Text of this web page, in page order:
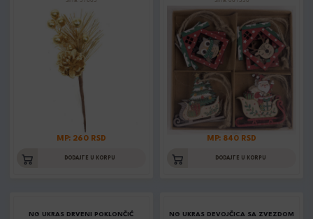
MP: 260 RSD
DODAJTE U KORPU
MP: 840 RSD
DODAJTE U KORPU
NG UKRAS DRVENI POKLONČIĆ
NG UKRAS DEVOJČICA SA ZVEZDOM